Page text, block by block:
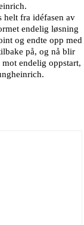
fra idéfasen av
endelig løsning
og endte opp med
på, og nå blir
endelig oppstart,